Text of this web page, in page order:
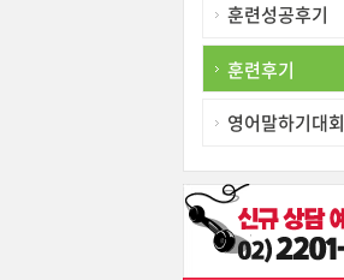
훈련성공후기
훈련후기
영어말하기대회